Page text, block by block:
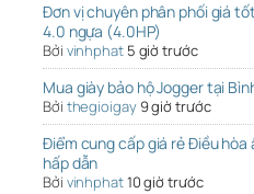
Đơn vị chuyên phân phối giá
4.0 ngựa (4.0HP)
Bởi vinhphat 5 giờ trước
Mua giày bảo hộ Jogger tại
Bởi thegioigay9 giờ trước
Điểm cung cấp giá rẻ Điều hòa
hấp dẫn
Bởi vinhphat10 giờ trước